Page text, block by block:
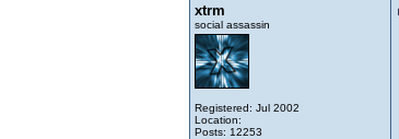
xtrm
social assassin
Registered: Jul 2002
Location:
Posts: 12253